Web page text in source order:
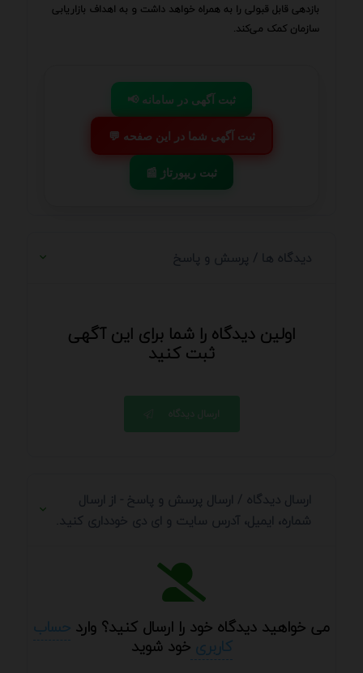
بازدهی قابل قبولی را به همراه خواهد داشت و به اهداف بازاریابی
سازمان کمک می‌کند.
📢 ثبت آگهی در سامانه
💬 ثبت آگهی شما در این صفحه
📰 ثبت ریپورتاژ
دیدگاه ها / پرسش و پاسخ
اولین دیدگاه را شما برای این آگهی
ثبت کنید
ارسال دیدگاه
ارسال دیدگاه / ارسال پرسش و پاسخ - از ارسال
شماره، ایمیل، آدرس سایت و ای دی خودداری کنید.
می خواهید دیدگاه خود را ارسال کنید؟ وارد حساب
کاربریخود شوید